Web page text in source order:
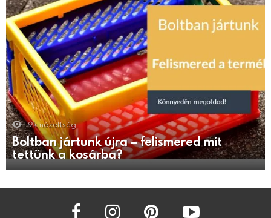
1.9k nézettség
Boltban jártunk újra – felismered mit
tettünk a kosárba?
facebook instagram